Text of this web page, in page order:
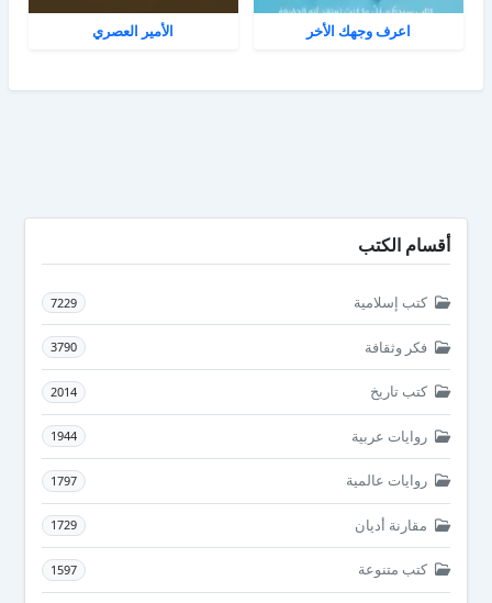
اعرف وجهك الأخر الأمير العصري
أقسام الكتب
كتب إسلامية 7229
فكر وثقافة 3790
كتب تاريخ 2014
روايات عربية 1944
روايات عالمية 1797
مقارنة أديان 1729
كتب متنوعة 1597